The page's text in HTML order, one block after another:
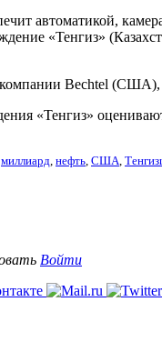
автоматикой,
«Тенгиз»
Bechtel (США),
«Тенгиз»
миллиард, нефть, США,
Войти